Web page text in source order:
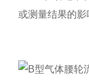
或测量结果的影